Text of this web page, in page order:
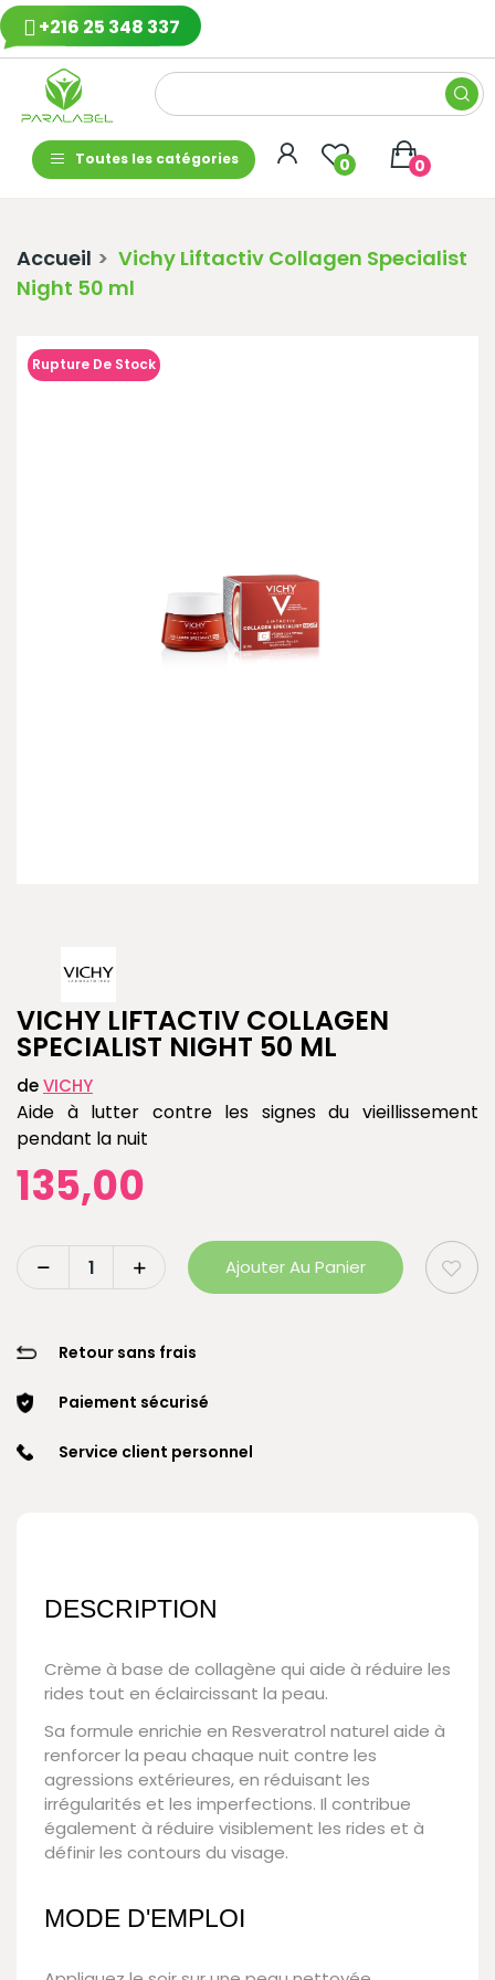
+216 25 348 337
Toutes les catégories 0 0
Accueil
Vichy Liftactiv Collagen Specialist
Night 50 ml
Rupture De Stock
VICHY LIFTACTIV COLLAGEN
SPECIALIST NIGHT 50 ML
deVICHY
Aide à lutter contre les signes du vieillissement
pendant la nuit
135,00
Ajouter Au Panier
Retour sans frais
Paiement sécurisé
Service client personnel
DESCRIPTION
Crème à base de collagène qui aide à réduire les
rides tout en éclaircissant la peau.
Sa formule enrichie en Resveratrol naturel aide à
renforcer la peau chaque nuit contre les
agressions extérieures, en réduisant les
irrégularités et les imperfections. Il contribue
également à réduire visiblement les rides et à
définir les contours du visage.
MODE D'EMPLOI